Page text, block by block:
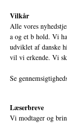
Vilkår
Alle vores
a og et b hold. Vi
udviklet af danske
vil vi erkende. Vi
Se
Læserbreve
Vi modtager og